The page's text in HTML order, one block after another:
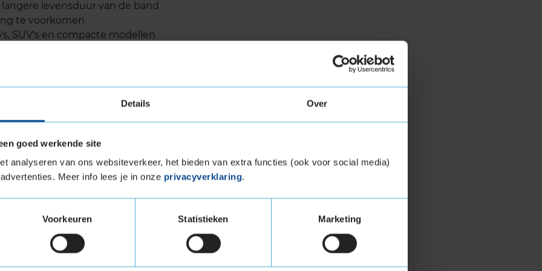
Details Over
goed werkende site
analyseren van ons websiteverkeer, het bieden van extra functies (ook voor social media)
Meer info lees je in onze privacyverklaring.
Voorkeuren Statistieken Marketing
levensduur van de band
te voorkomen
SUV's en compacte modellen
een brede compatibiliteit
met een focus op duurzaamheid.
en een geoptimaliseerd profiel
in vergelijking met veel andere
ANWB bevestigen dat de ULTRACONTACT
Dit betekent dat je langer kunt rijden
niet alleen kostenbesparend is, maar ook